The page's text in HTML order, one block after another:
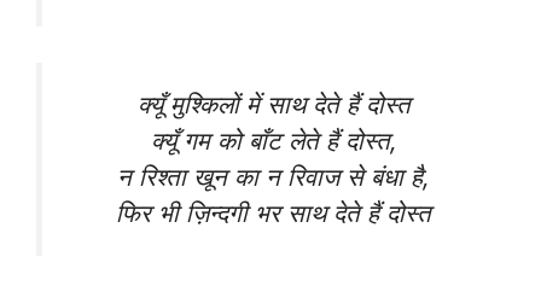
क्यूँ मुश्किलों में साथ देते हैं दोस्त
क्यूँ गम को बाँट लेते हैं दोस्त,
न रिश्ता खून का न रिवाज से बंधा है,
फिर भी ज़िन्दगी भर साथ देते हैं दोस्त